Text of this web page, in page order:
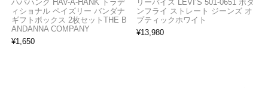
ハバハンク HAV-A-HANK トラデ
ィショナル ペイズリー バンダナ
ギフトボックス 2枚セットTHE B
ANDANNA COMPANY
¥1,650
リーバイス LEVI’S 501-0651 ボタ
ンフライ ストレート ジーンズ オ
プティックホワイト
¥13,980